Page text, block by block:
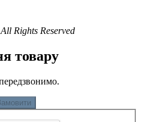
Rights Reserved
товару